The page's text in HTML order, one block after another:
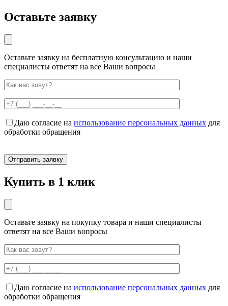
Оставьте заявку
Оставьте заявку на бесплатную консультацию и наши
специалисты ответят на все Ваши вопросы
Даю согласие на использование персональных данных для
обработки обращения
Купить в 1 клик
Оставьте заявку на покупку товара и наши специалисты
ответят на все Ваши вопросы
Даю согласие на использование персональных данных для
обработки обращения